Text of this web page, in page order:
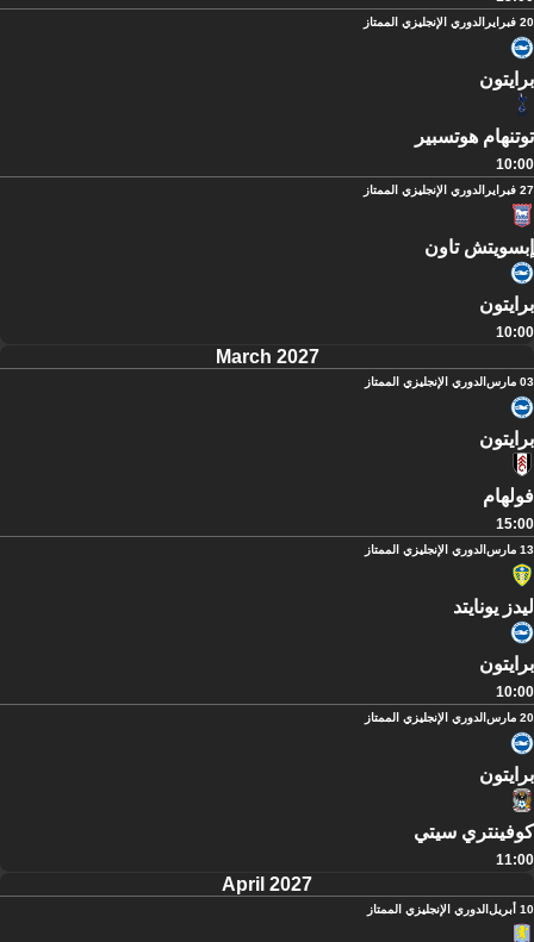
20 فبراير الدوري الإنجليزي الممتاز
برايتون
توتنهام هوتسبير
10:00
27 فبراير الدوري الإنجليزي الممتاز
إبسويتش تاون
برايتون
10:00
March 2027
03 مارس الدوري الإنجليزي الممتاز
برايتون
فولهام
15:00
13 مارس الدوري الإنجليزي الممتاز
ليدز يونايتد
برايتون
10:00
20 مارس الدوري الإنجليزي الممتاز
برايتون
كوفينتري سيتي
11:00
April 2027
10 أبريل الدوري الإنجليزي الممتاز